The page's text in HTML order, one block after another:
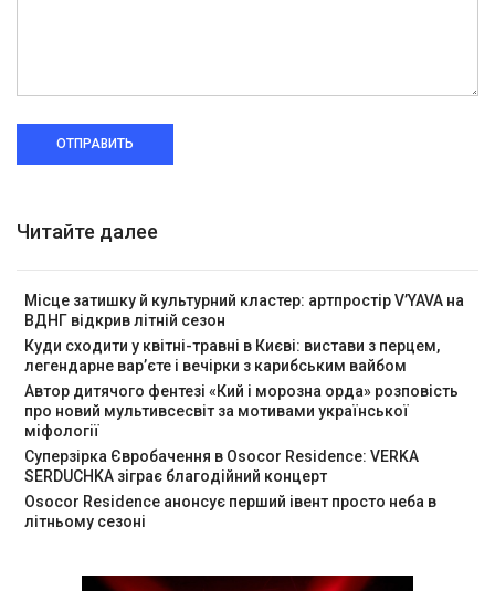
ОТПРАВИТЬ
Читайте далее
Місце затишку й культурний кластер: артпростір V’YAVA на
ВДНГ відкрив літній сезон
Куди сходити у квітні-травні в Києві: вистави з перцем,
легендарне вар’єте і вечірки з карибським вайбом
Автор дитячого фентезі «Кий і морозна орда» розповість
про новий мультивсесвіт за мотивами української
міфології
Суперзірка Євробачення в Osocor Residence: VERKA
SERDUCHKA зіграє благодійний концерт
Osocor Residence анонсує перший івент просто неба в
літньому сезоні